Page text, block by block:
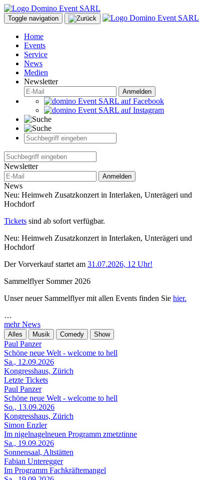
Toggle navigation
Home
Events
Service
News
Medien
Newsletter
Anmelden
Newsletter
Anmelden
News
Neu: Heimweh Zusatzkonzert in Interlaken, Unterägeri und
Hochdorf
Tickets sind ab sofort verfügbar.
Neu: Heimweh Zusatzkonzert in Interlaken, Unterägeri und
Hochdorf
Der Vorverkauf startet am 31.07.2026, 12 Uhr!
Sammelflyer Sommer 2026
Unser neuer Sammelflyer mit allen Events finden Sie hier.
…
mehr News
Alles Musik Comedy Show
Paul Panzer
Schöne neue Welt - welcome to hell
Sa., 12.09.2026
Kongresshaus, Zürich
Letzte Tickets
Paul Panzer
Schöne neue Welt - welcome to hell
So., 13.09.2026
Kongresshaus, Zürich
Simon Enzler
Im nigelnagelneuen Programm zmetztinne
Sa., 19.09.2026
Sonnensaal, Altstätten
Fabian Unteregger
Im Programm Fachkräftemangel